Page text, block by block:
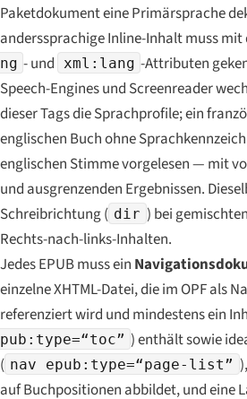
Paketdokument eine Primärsprache
anderssprachige Inline-Inhalt muss mit
ng - und xml:lang -Attributen
Speech-Engines und Screenreader
dieser Tags die Sprachprofile; ein
englischen Buch ohne
englischen Stimme vorgelesen — mit
und ausgrenzenden Ergebnissen.
Schreibrichtung ( dir ) bei
Rechts-nach-links-Inhalten.
Jedes EPUB muss ein
einzelne XHTML-Datei, die im OPF als
referenziert wird und mindestens ein
pub:type=“toc” ) enthält sowie
( nav epub:type=“page-list”
auf Buchpositionen abbildet, und eine